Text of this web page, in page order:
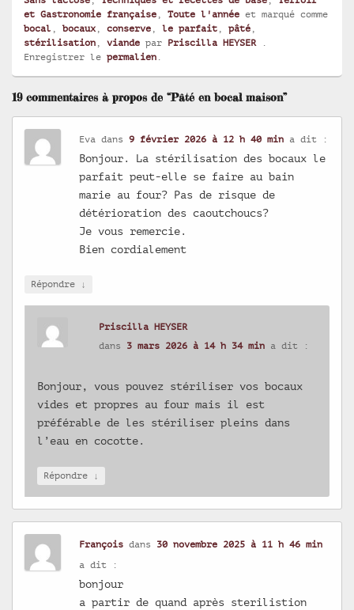
et Gastronomie française
Toute l'année et marqué comme
bocal
bocaux conserve le parfait pâté
stérilisation
viande par Priscilla HEYSER
Enregistrer le permalien
19 commentaires à propos de “Pâté en bocal maison”
Eva dans9 février 2026 à 12 h 40 min a dit :
Bonjour. La stérilisation des bocaux le
parfait peut-elle se faire au bain
marie au four? Pas de risque de
détérioration des caoutchoucs?
Je vous remercie.
Bien cordialement
Répondre ↓
Priscilla HEYSER
dans 3 mars 2026 à 14 h 34 min a dit :
Bonjour, vous pouvez stériliser vos bocaux
vides et propres au four mais il est
préférable de les stériliser pleins dans
l’eau en cocotte.
Répondre ↓
François dans 30 novembre 2025 à 11 h 46 min
a dit :
bonjour
a partir de quand après sterilistion